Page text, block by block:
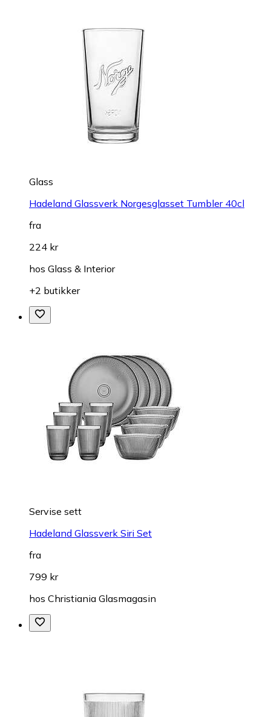
Glass
Hadeland Glassverk Norgesglasset Tumbler 40cl
fra
224 kr
hos Glass & Interior
+2 butikker
Servise sett
Hadeland Glassverk Siri Set
fra
799 kr
hos Christiania Glasmagasin